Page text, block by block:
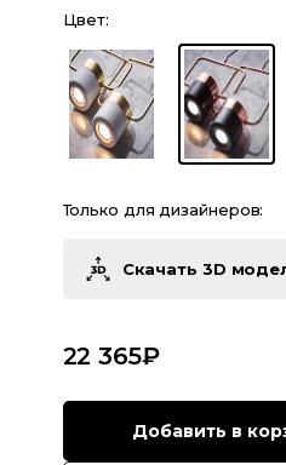
Цвет:
Только для дизайнеров:
Скачать 3D
22 365₽
Добавить в